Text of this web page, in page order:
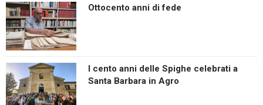
Ottocento anni di fede
I cento anni delle Spighe celebrati a
Santa Barbara in Agro